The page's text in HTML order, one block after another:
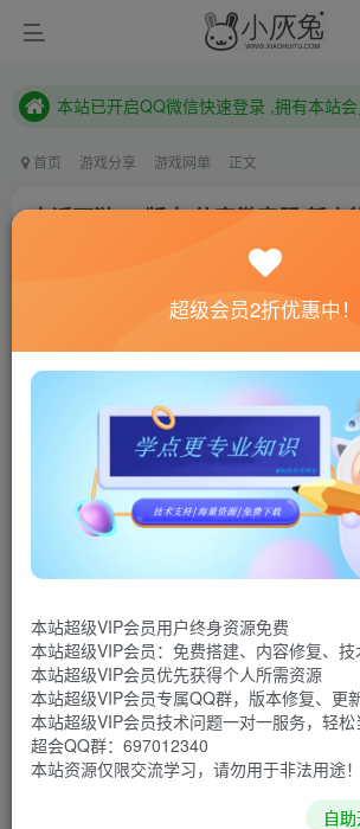
首页 游戏分享 游戏网单 正文
大话西游3.0版本 仿官微变服 新人
联网教程： 内附教程
单机教程： 内附教程
不懂的话联系客服！！！
仙缘3.0版本是目前大话私服中独家自
官微变服，新人物形象，新特性特效，
度，召唤兽平和，完全回到我们的当年，
下面介绍升级流程，
上游戏出生地领新手礼包(开新手礼包的
位， 然后去长安杂货店买果子 升级到31
（管家旁边技能学习）传送到袁天罡，点
键学法 多点几次看看技能。
超级会员2折优惠中！
本站超级VIP会员用户终身资源免费
本站超级VIP会员：免费搭建、内容修复、
本站超级VIP会员优先获得个人所需资源
本站超级VIP会员专属QQ群，版本修复、更
本站超级VIP会员技术问题一对一服务，轻松
超会QQ群：697012340
本站资源仅限交流学习，请勿用于非法用途！
自